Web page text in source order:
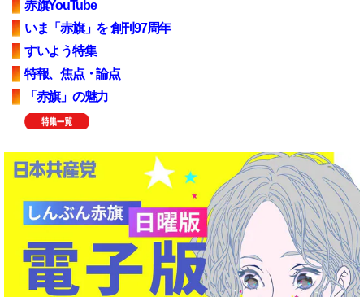
赤旗YouTube
いま「赤旗」を 創刊97周年
すいよう特集
特報、焦点・論点
「赤旗」の魅力